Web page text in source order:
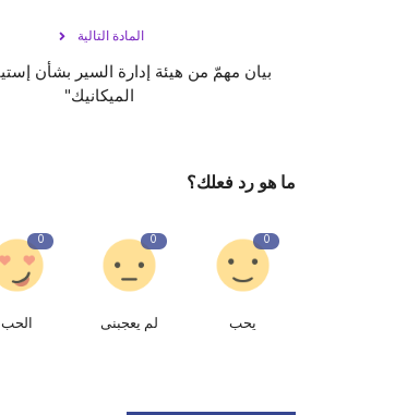
المادة التالية
بيان مهمّ من هيئة إدارة السير بشأن
الميكانيك"
ما هو رد فعلك؟
0
يحب
0
لم يعجبنى
0
الحب